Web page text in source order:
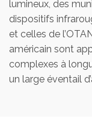
marine
Forme
bâton
Crochet
à un
lumineux, des
dispositifs
et celles de
américain sont
complexes à
un large éventail